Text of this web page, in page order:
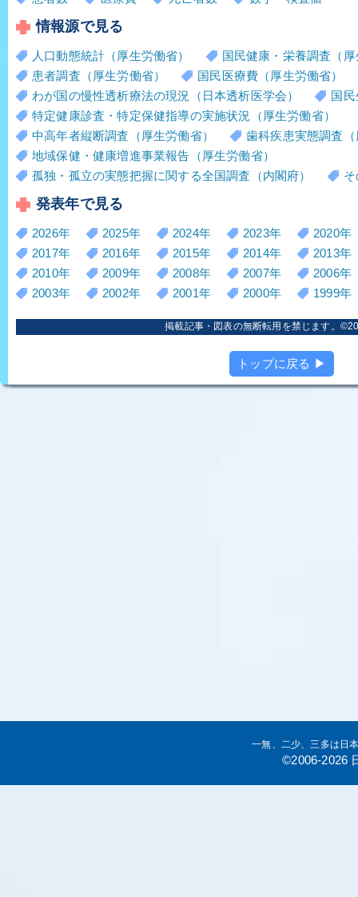
情報源で見る
人口動態統計（厚生労働省）
国民健康・栄養調査（
患者調査（厚生労働省）
国民医療費（厚生労働省）
わが国の慢性透析療法の現況（日本透析医学会）
国
特定健康診査・特定保健指導の実施状況（厚生労働省）
中高年者縦断調査（厚生労働省）
歯科疾患実態調査
地域保健・健康増進事業報告（厚生労働省）
孤独・孤立の実態把握に関する全国調査（内閣府）
発表年で見る
2026年 2025年 2024年 2023年
2020年
2017年
2016年 2015年 2014年
2013年
2010年
2009年 2008年 2007年
2006年
2003年
2002年 2001年 2000年 1999年
掲載記事・図表の無断転用を禁じます。
トップに戻る ▶
一無、二少、三多は日
©2006-2026